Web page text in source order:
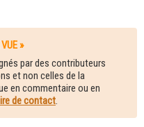
»
par des contributeurs
et non celles de la
en commentaire ou en
de contact.